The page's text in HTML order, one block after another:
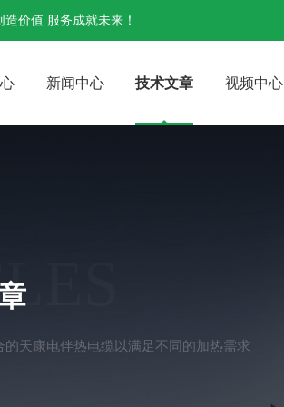
价值 服务成就未来！
新闻中心 技术文章 视频中心
的天康电伴热电缆以满足不同的加热需求